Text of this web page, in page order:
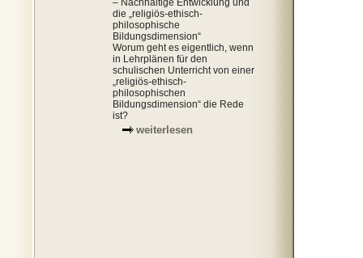
– Nachhaltige Entwicklung und
die „religiös-ethisch-
philosophische
Bildungsdimension“
Worum geht es eigentlich, wenn
in Lehrplänen für den
schulischen Unterricht von einer
„religiös-ethisch-
philosophischen
Bildungsdimension“ die Rede
ist?
weiterlesen